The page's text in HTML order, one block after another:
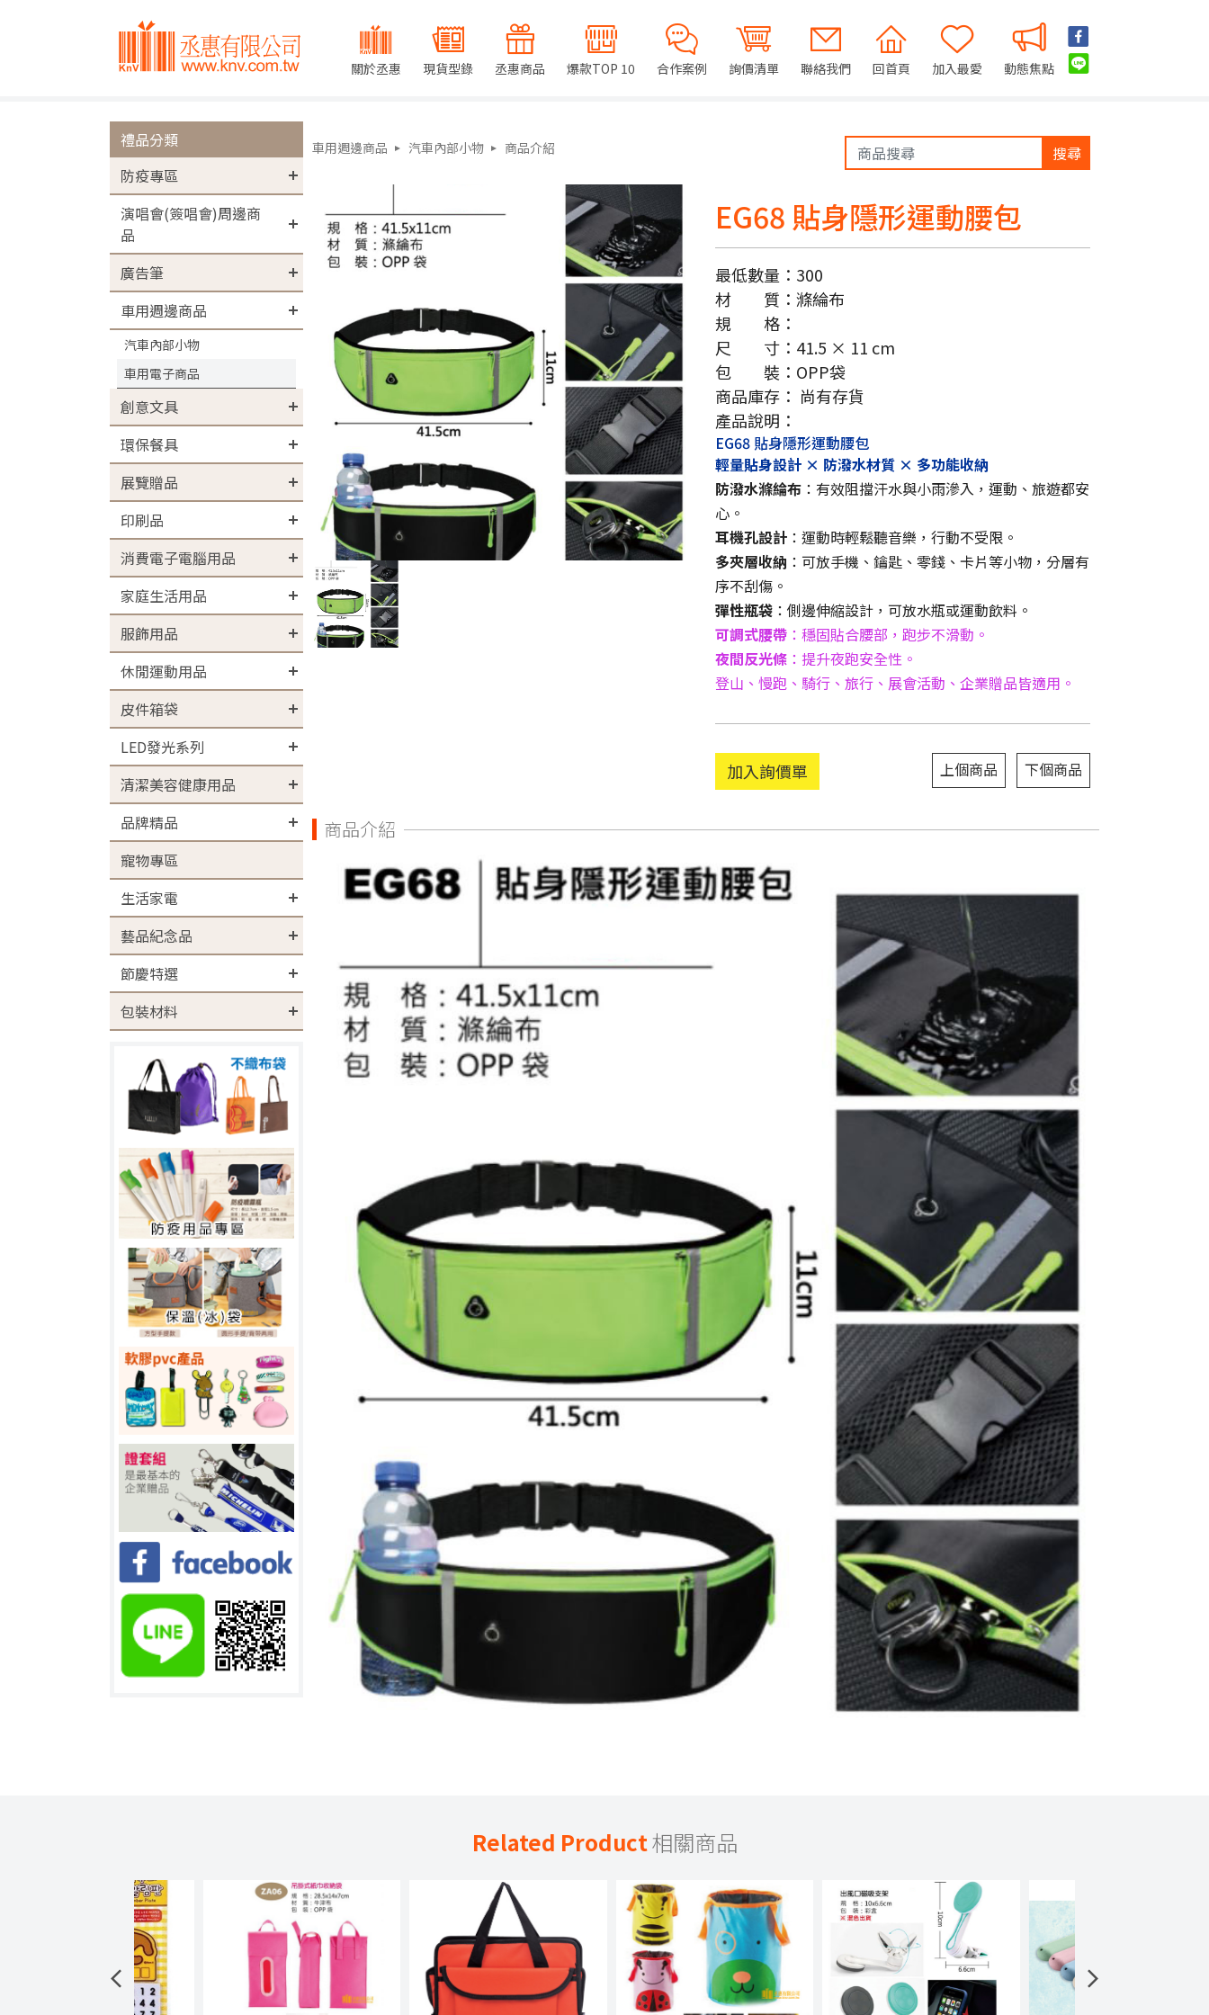
關於丞惠 現貨型錄 丞惠商品 爆款TOP 10 合作案例 詢價清單 聯絡我們 回首頁 加入最愛 動態焦點
禮品分類
防疫專區
演唱會(簽唱會)周邊商
品
廣告筆
車用週邊商品
汽車內部小物
車用電子商品
創意文具
環保餐具
展覽贈品
印刷品
消費電子電腦用品
家庭生活用品
服飾用品
休閒運動用品
皮件箱袋
LED發光系列
清潔美容健康用品
品牌精品
寵物專區
生活家電
藝品紀念品
節慶特選
包裝材料
車用週邊商品 汽車內部小物 商品介紹 搜尋
EG68 貼身隱形運動腰包
最低數量： 300
材 質： 滌綸布
規 格：
尺 寸： 41.5 × 11 cm
包 裝： OPP袋
商品庫存： 尚有存貨
產品說明：
EG68 貼身隱形運動腰包
輕量貼身設計 × 防潑水材質 × 多功能收納
防潑水滌綸布：有效阻擋汗水與小雨滲入，運動、旅遊都安
心。
耳機孔設計：運動時輕鬆聽音樂，行動不受限。
多夾層收納 ：可放手機、鑰匙、零錢、卡片等小物，分層有
序不刮傷。
彈性瓶袋：側邊伸縮設計，可放水瓶或運動飲料。
可調式腰帶：穩固貼合腰部，跑步不滑動。
夜間反光條：提升夜跑安全性。
登山、慢跑、騎行、旅行、展會活動、企業贈品皆適用。
加入詢價單 上個商品 下個商品
商品介紹
Related Product相關商品